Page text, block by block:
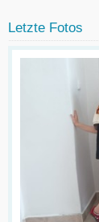
Letzte Fotos